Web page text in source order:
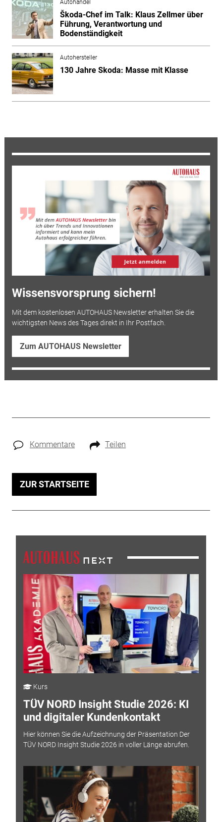
Autohandel
Škoda-Chef im Talk: Klaus Zellmer über
Führung, Verantwortung und
Bodenständigkeit
Autohersteller
130 Jahre Skoda: Masse mit Klasse
Wissensvorsprung sichern!
Mit dem kostenlosen AUTOHAUS Newsletter erhalten Sie die
wichtigsten News des Tages direkt in Ihr Postfach.
Zum AUTOHAUS Newsletter
Kommentare Teilen
ZUR STARTSEITE
Kurs
TÜV NORD Insight Studie 2026: KI
und digitaler Kundenkontakt
Hier können Sie die Aufzeichnung der Präsentation Der
TÜV NORD Insight Studie 2026 in voller Länge abrufen.